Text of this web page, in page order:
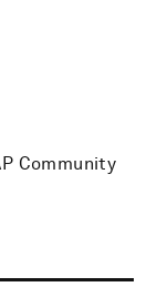
Community